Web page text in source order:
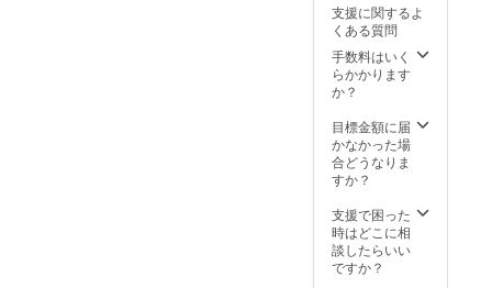
支援に関するよ
くある質問
手数料はいく
らかかります
か？
目標金額に届
かなかった場
合どうなりま
すか？
支援で困った
時はどこに相
談したらいい
ですか？